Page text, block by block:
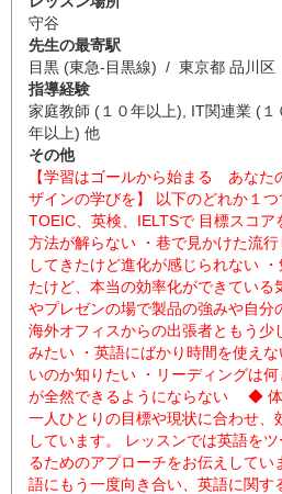
守谷
先生の最寄駅
目黒 (東急-目黒線) / 東京都 品川区
指導経験
家庭教師 (１０年以上), IT関連業 (１
年以上) 他
その他
【学習はゴールから始まる あなた
ザインの学びを】 以下のどれか１
TOEIC、英検、IELTSで 目標スコ
方法が解らない ・巷で見かけた流
してきたけど進化が感じられない
たけど、本当の効率化ができている
やプレゼンの場で製品の強みや自分
海外オフィスからの出張者ともう少
みたい ・英語にばかり時間を使え
いのか知りたい ・リーディングは
が全然できるようにならない ◆ 体
一人ひとりの目標や現状に合わせ、
しています。 レッスンでは英語を
るためのアプローチをお伝えしてい
語にもう一度向き合い、英語に関す